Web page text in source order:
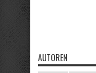
AUTOREN